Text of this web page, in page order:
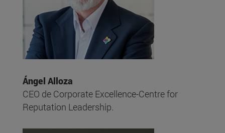
Ángel Alloza
CEO de Corporate Excellence-Centre for
Reputation Leadership.